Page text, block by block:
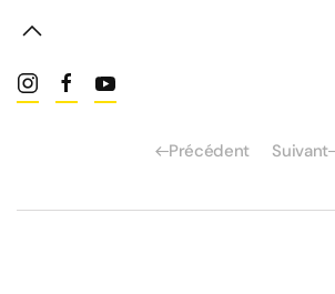
Précédent Suivant